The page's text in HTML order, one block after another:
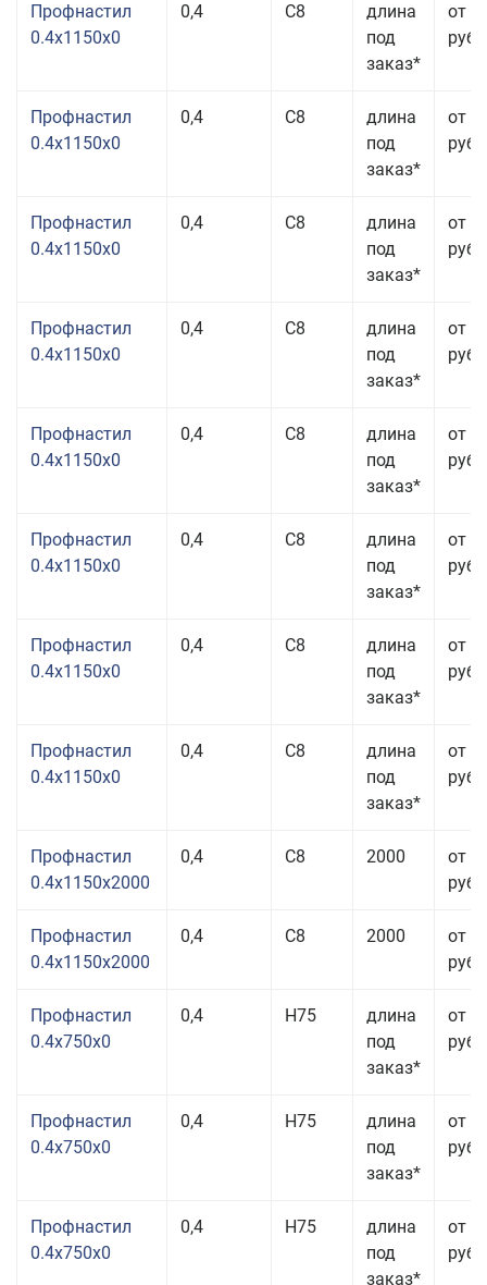
Профнастил
0.4x1150x0
0,4 С8
длина
под
заказ*
от
руб.
Профнастил
0.4x1150x0
0,4 С8
длина
под
заказ*
от
руб.
Профнастил
0.4x1150x0
0,4 С8
длина
под
заказ*
от
руб.
Профнастил
0.4x1150x0
0,4 С8
длина
под
заказ*
от
руб.
Профнастил
0.4x1150x0
0,4 С8
длина
под
заказ*
от
руб.
Профнастил
0.4x1150x0
0,4 С8
длина
под
заказ*
от
руб.
Профнастил
0.4x1150x0
0,4 С8
длина
под
заказ*
от
руб.
Профнастил
0.4x1150x0
0,4 С8
длина
под
заказ*
от
руб.
Профнастил
0.4x1150x2000
0,4 С8 2000
от
руб.
Профнастил
0.4x1150x2000
0,4 С8 2000
от
руб.
Профнастил
0.4x750x0
0,4 Н75
длина
под
заказ*
от
руб.
Профнастил
0.4x750x0
0,4 Н75
длина
под
заказ*
от
руб.
Профнастил
0.4x750x0
0,4 Н75
длина
под
заказ*
от
руб.